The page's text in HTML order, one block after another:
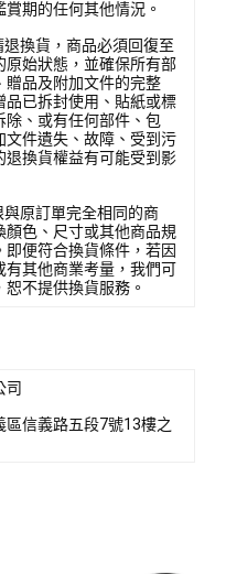
賞期的任何其他情況。
換貨，商品必須回復至
原始狀態，並確保所有部
贈品及附加文件的完整
品已拆封使用、貼紙或標
除、或有任何部件、包
文件遺失、故障、受到污
退換貨權益有可能受到影
原訂單完全相同的商
顏色、尺寸或其他商品規
即便符合換貨條件，若因
有其他商業考量，我們可
不提供換貨服務。
司
區信義路五段7號13樓之